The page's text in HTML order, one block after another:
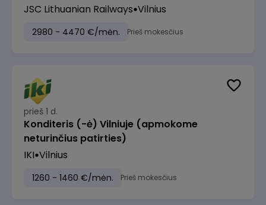
JSC Lithuanian Railways Vilnius
2980 - 4470 €/mėn. Prieš mokesčius
prieš 1 d.
Konditeris (-ė) Vilniuje (apmokome
neturinčius patirties)
IKI Vilnius
1260 - 1460 €/mėn. Prieš mokesčius